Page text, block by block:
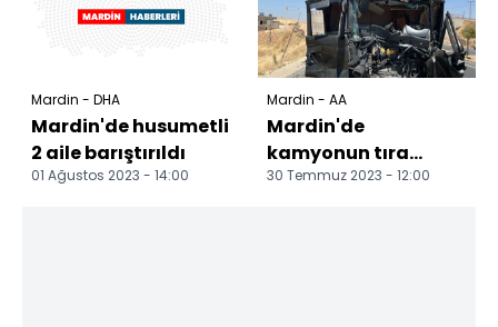
Mardin - DHA
Mardin'de husumetli
2 aile barıştırıldı
01 Ağustos 2023 - 14:00
Mardin - AA
Mardin'de
kamyonun tıra
çarpması sonucu 1
30 Temmuz 2023 - 12:00